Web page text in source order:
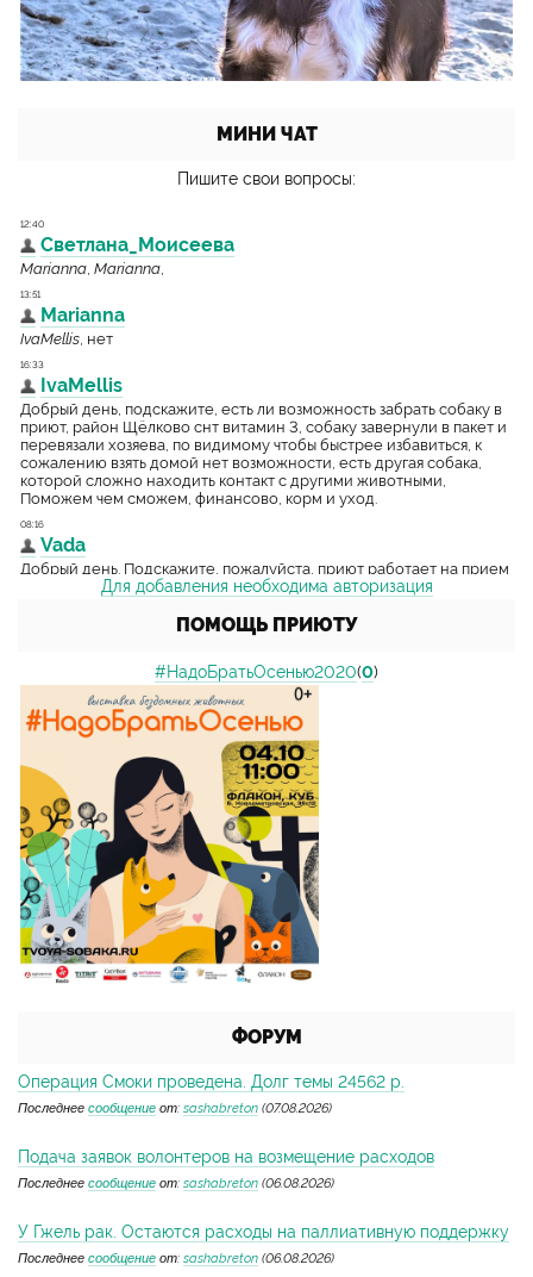
МИНИ ЧАТ
Пишите свои вопросы:
Для добавления необходима авторизация
ПОМОЩЬ ПРИЮТУ
#НадоБратьОсенью2020(0)
ФОРУМ
Операция Смоки проведена. Долг темы 24562 р.
Последнее сообщение от: sashabreton (07.08.2026)
Подача заявок волонтеров на возмещение расходов
Последнее сообщение от: sashabreton (06.08.2026)
У Гжель рак. Остаются расходы на паллиативную поддержку
Последнее сообщение от: sashabreton (06.08.2026)